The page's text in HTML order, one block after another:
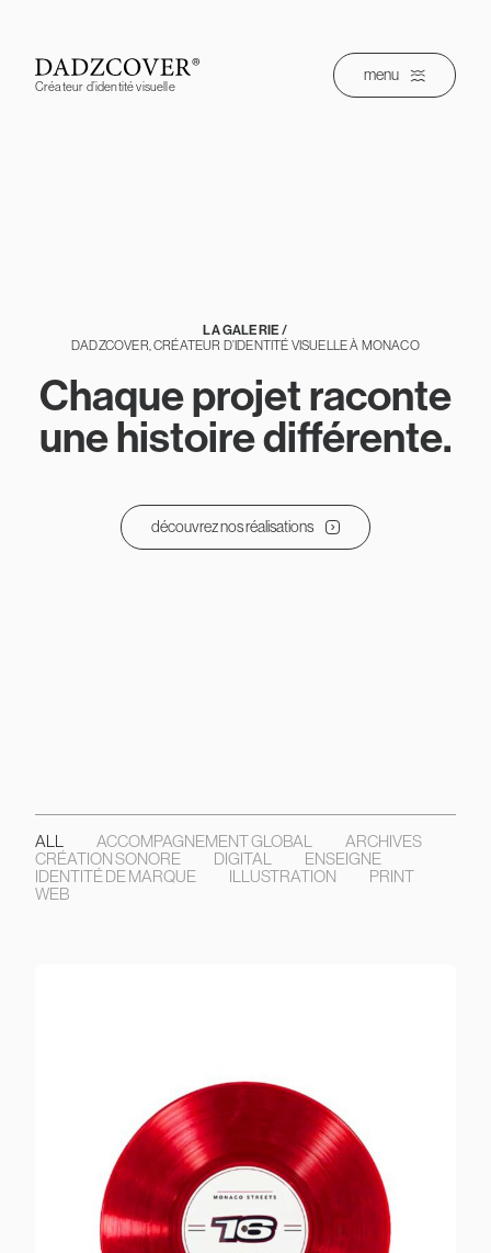
content
Créateur d’identité visuelle
menu
LA GALERIE /
DADZCOVER, CRÉATEUR D’IDENTITÉ VISUELLE À MONACO
Chaque projet raconte
une histoire différente.
découvrez nos réalisations
ALL ACCOMPAGNEMENT GLOBAL
ARCHIVES
CRÉATION SONORE
DIGITAL
ENSEIGNE
IDENTITÉ DE MARQUE
ILLUSTRATION
PRINT
WEB